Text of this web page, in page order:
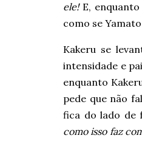
ele!E, enquanto
como se
Kakeru se
intensidade e
enquanto
pede que não
fica do lado de
como isso faz